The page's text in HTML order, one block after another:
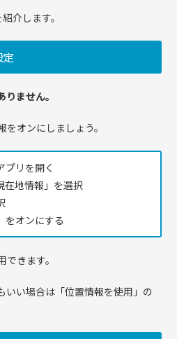
介します。
ません。
オンにしましょう。
プリを開く
在地情報」を選択
をオンにする
きます。
いい場合は「位置情報を使用」の